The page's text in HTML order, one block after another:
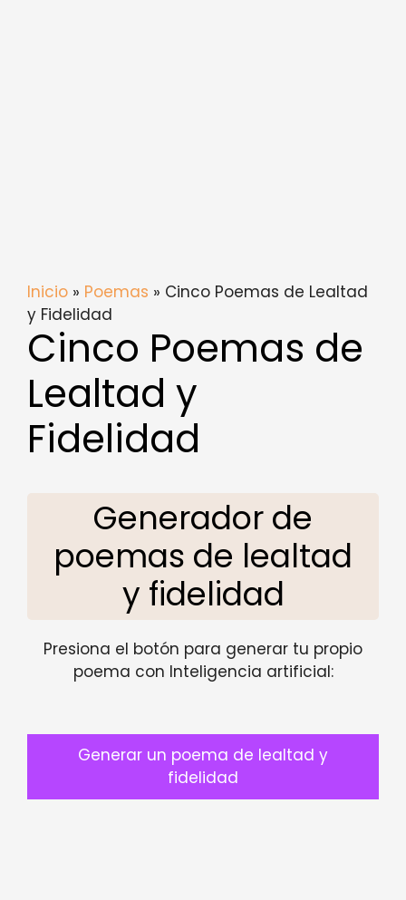
Inicio » Poemas » Cinco Poemas de Lealtad
y Fidelidad
Cinco Poemas de
Lealtad y
Fidelidad
Generador de
poemas de lealtad
y fidelidad
Presiona el botón para generar tu propio
poema con Inteligencia artificial:
Generar un poema de lealtad y
fidelidad